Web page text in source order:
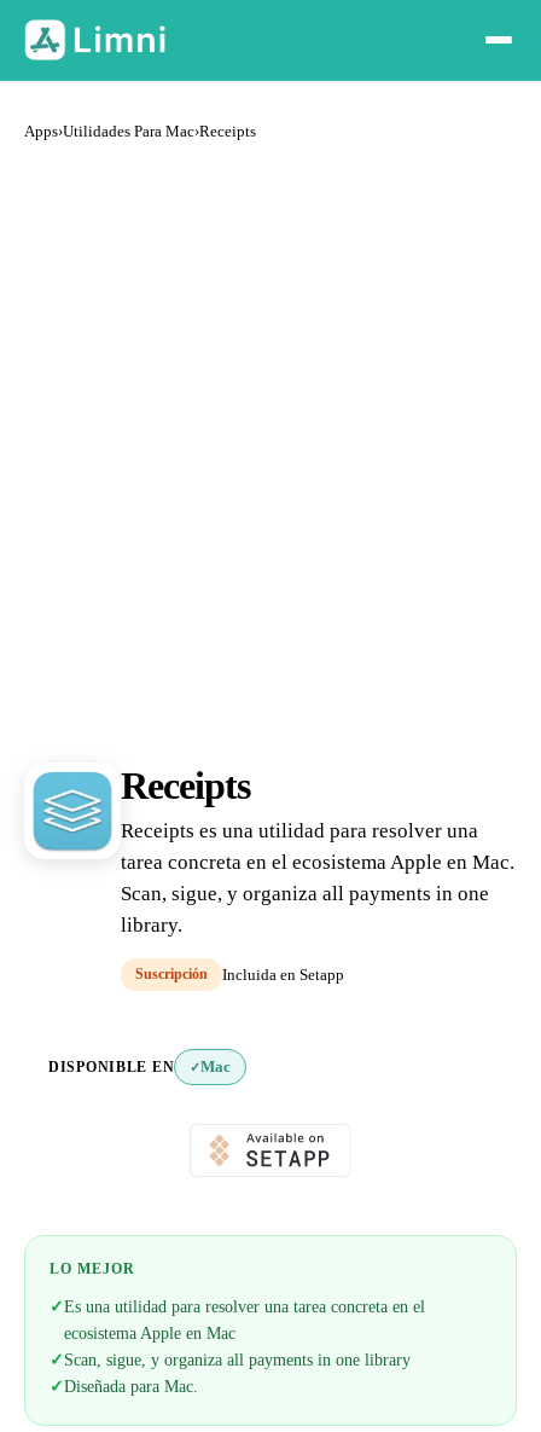
Apps›Utilidades Para Mac›Receipts
Receipts
Receipts es una utilidad para resolver una
tarea concreta en el ecosistema Apple en Mac.
Scan, sigue, y organiza all payments in one
library.
Suscripción Incluida en Setapp
DISPONIBLE EN ✓Mac
LO MEJOR
✓Es una utilidad para resolver una tarea concreta en el
ecosistema Apple en Mac
✓ Scan, sigue, y organiza all payments in one library
✓Diseñada para Mac.